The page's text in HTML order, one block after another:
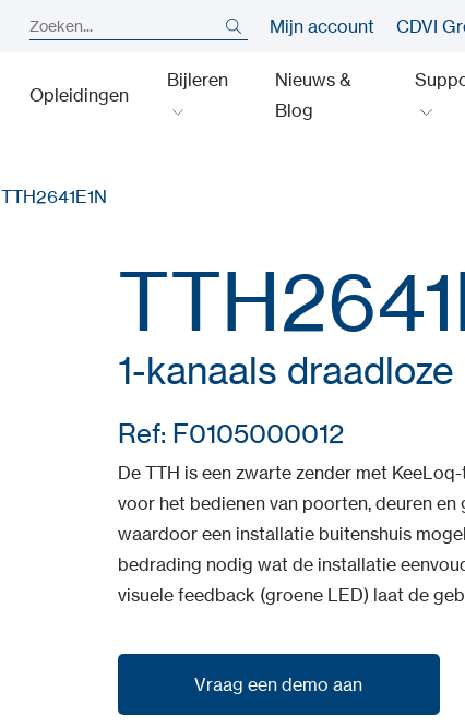
Mijn account CDVI
Opleidingen
Bijleren
Nieuws &
Blog
TTH2641E1N
1-kanaals
Ref: F0105000012
De TTH is een zwarte zender met
voor het bedienen van poorten, deuren en
waardoor een installatie buitenshuis
bedrading nodig wat de installatie
visuele feedback (groene LED) laat de
Vraag een demo aan